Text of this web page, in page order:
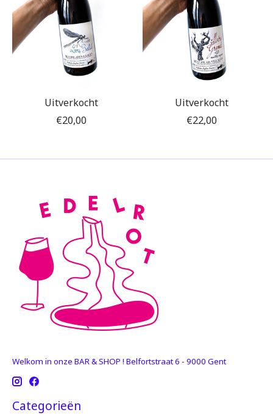
Uitverkocht
€20,00
Uitverkocht
€22,00
Welkom in onze BAR & SHOP ! Belfortstraat 6 - 9000 Gent
Categorieën